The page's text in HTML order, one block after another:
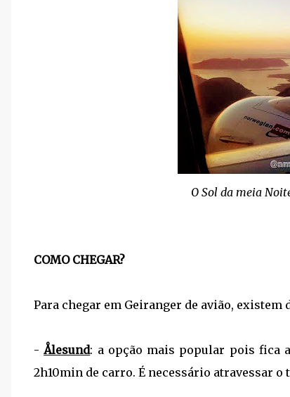
O Sol da meia
COMO CHEGAR?
Para chegar em Geiranger de avião,
-Ålesund: a opção mais popular pois fica
2h10min de carro. É necessário atravessar